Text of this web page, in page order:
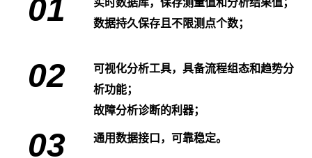
01
数据持久保存且不限测点个数；
02
可视化分析工具，具备流程组态和趋势分
析功能；
故障分析诊断的利器；
03 通用数据接口，可靠稳定。